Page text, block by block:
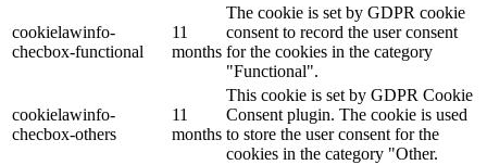
cookielawinfo-
checbox-functional
11
months
The cookie is set by GDPR cookie
consent to record the user consent
for the cookies in the category
"Functional".
cookielawinfo-
checbox-others
11
months
This cookie is set by GDPR Cookie
Consent plugin. The cookie is used
to store the user consent for the
cookies in the category "Other.